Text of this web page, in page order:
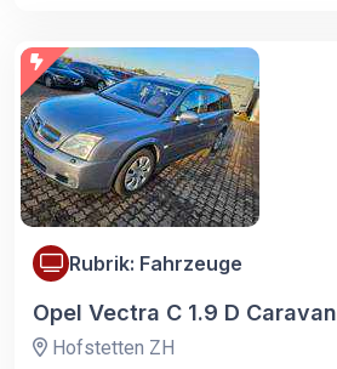
Rubrik: Fahrzeuge
Opel Vectra C 1.9 D Caravan
Hofstetten ZH